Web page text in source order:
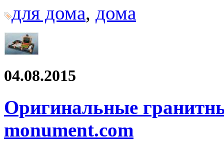
для дома, дома
04.08.2015
Оригинальные
monument.com